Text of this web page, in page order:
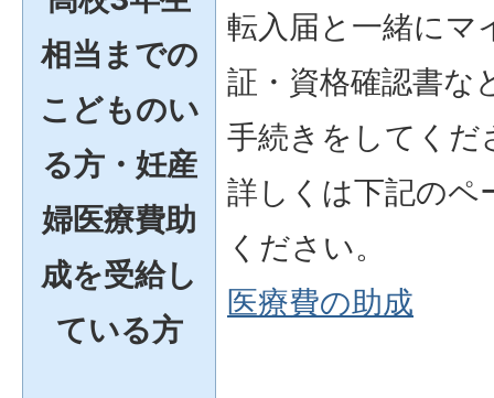
相当までの
こどものい
る方・妊産
婦医療費助
成を受給し
ている方
転入届と一緒にマ
証・資格確認書な
手続きをしてくだ
詳しくは下記のペ
ください。
医療費の助成